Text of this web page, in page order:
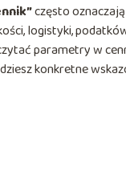
często oznaczają
logistyki,
parametry w
konkretne